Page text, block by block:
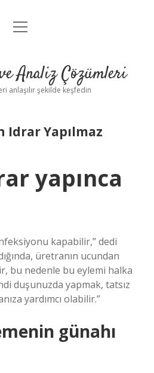
Anasayfa
Uyarı
menüyü
Analiz Çözümleri
anlaşılır şekilde keşfedin
Idrar Yapılmaz
yapınca
kapabilir,” dedi
üretranın ucundan
bu nedenle bu eylemi halka
duşunuzda yapmak, tatsız
yardımcı olabilir.”
günahı